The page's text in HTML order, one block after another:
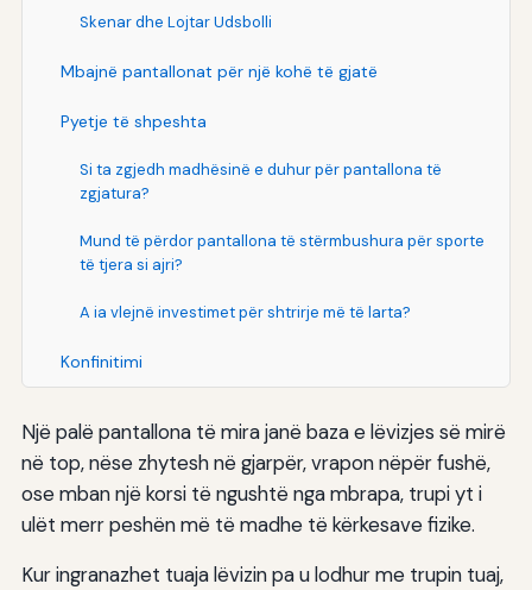
Skenar dhe Lojtar Udsbolli
Mbajnë pantallonat për një kohë të gjatë
Pyetje të shpeshta
Si ta zgjedh madhësinë e duhur për pantallona të
zgjatura?
Mund të përdor pantallona të stërmbushura për sporte
të tjera si ajri?
A ia vlejnë investimet për shtrirje më të larta?
Konfinitimi
Një palë pantallona të mira janë baza e lëvizjes së mirë
në top, nëse zhytesh në gjarpër, vrapon nëpër fushë,
ose mban një korsi të ngushtë nga mbrapa, trupi yt i
ulët merr peshën më të madhe të kërkesave fizike.
Kur ingranazhet tuaja lëvizin pa u lodhur me trupin tuaj,